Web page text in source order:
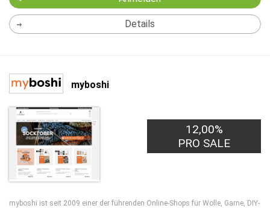
Details
myboshi
12,00%
PRO SALE
myboshi ist seit 2009 einer der führenden Online-Shops für Wolle, Garne, DIY-